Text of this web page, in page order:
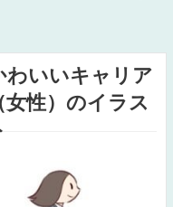
わいいキャリア
女性）のイラス